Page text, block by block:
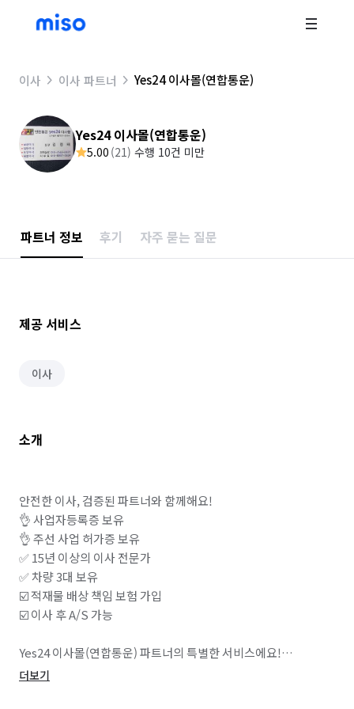
이사 이사 파트너 Yes24 이사몰(연합통운)
Yes24 이사몰(연합통운)
5.00 (21) 수행 10건 미만
파트너 정보 후기 자주 묻는 질문
제공 서비스
이사
소개
안전한 이사, 검증된 파트너와 함께해요!
👌 사업자등록증 보유
👌 주선 사업 허가증 보유
✅ 15년 이상의 이사 전문가
✅ 차량 3대 보유
☑️ 적재물 배상 책임 보험 가입
☑️ 이사 후 A/S 가능
Yes24 이사몰(연합통운) 파트너의 특별한 서비스에요!
👩‍❤️‍👨 이사경험이 많은 가족으로 구성된 팀
더보기